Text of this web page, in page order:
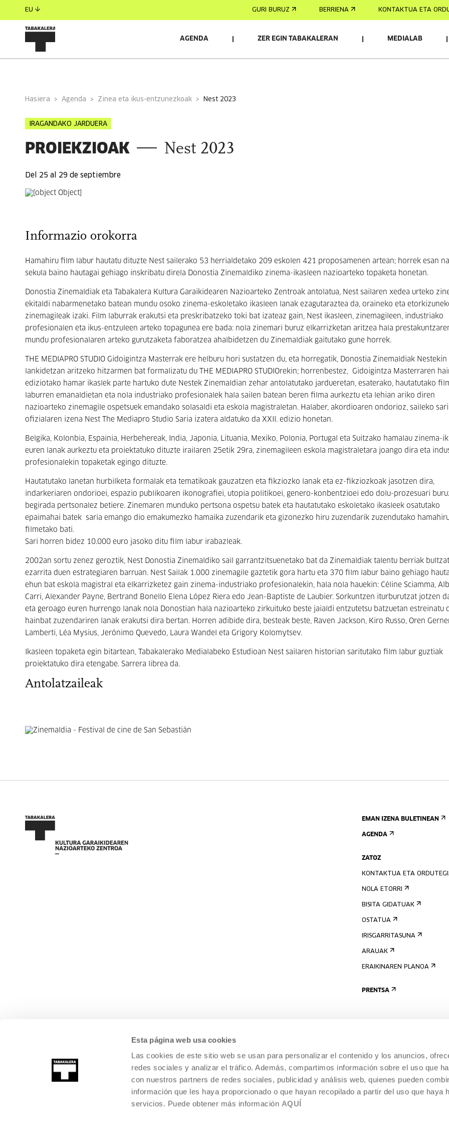
Esta página web usa cookies
Las cookies de este sitio web se usan para personalizar el contenido y los anuncios,
redes sociales y analizar el tráfico. Además, compartimos información sobre el uso que
con nuestros partners de redes sociales, publicidad y análisis web, quienes pueden
información que les haya proporcionado o que hayan recopilado a partir del uso que haya
servicios. Puede obtener más información AQUÍ
EU GURI BURUZ BERRIENA KONTAKTUA ETA
AGENDA ZER EGIN TABAKALERAN MEDIALAB
Hasiera Agenda Zinea eta ikus-entzunezkoak nest 2023
IRAGANDAKO JARDUERA
PROIEKZIOAK Nest 2023
Del 25 al 29 de septiembre
Informazio orokorra
Hamahiru film labur hautatu dituzte Nest sailerako 53 herrialdetako 209 eskolen 421 proposamenen artean; horrek esan
sekula baino hautagai gehiago inskribatu direla Donostia Zinemaldiko zinema-ikasleen nazioarteko topaketa honetan.
Donostia Zinemaldiak eta Tabakalera Kultura Garaikidearen Nazioarteko Zentroak antolatua, Nest sailaren xedea urteko
ekitaldi nabarmenetako batean mundu osoko zinema-eskoletako ikasleen lanak ezagutaraztea da, oraineko eta
zinemagileak izaki. Film laburrak erakutsi eta preskribatzeko toki bat izateaz gain, Nest ikasleen, zinemagileen, industriako
profesionalen eta ikus-entzuleen arteko topagunea ere bada: nola zinemari buruz elkarrizketan aritzea hala
mundu profesionalaren arteko gurutzaketa faboratzea ahalbidetzen du Zinemaldiak gaitutako gune horrek.
THE MEDIAPRO STUDIO Gidoigintza Masterrak ere helburu hori sustatzen du, eta horregatik, Donostia Zinemaldiak Nestekin
lankidetzan aritzeko hitzarmen bat formalizatu du THE MEDIAPRO STUDIOrekin; horrenbestez, Gidoigintza Masterraren
ediziotako hamar ikaslek parte hartuko dute Nestek Zinemaldian zehar antolatutako jardueretan, esaterako, hautatutako
laburren emanaldietan eta nola industriako profesionalek hala sailen batean beren filma aurkeztu eta lehian ariko diren
nazioarteko zinemagile ospetsuek emandako solasaldi eta eskola magistraletan. Halaber, akordioaren ondorioz, saileko sari
ofizialaren izena Nest The Mediapro Studio Saria izatera aldatuko da XXII. edizio honetan.
Belgika, Kolonbia, Espainia, Herbehereak, India, Japonia, Lituania, Mexiko, Polonia, Portugal eta Suitzako hamalau zinema-
euren lanak aurkeztu eta proiektatuko dituzte irailaren 25etik 29ra, zinemagileen eskola magistraletara joango dira eta
profesionalekin topaketak egingo dituzte.
Hautatutako lanetan hurbilketa formalak eta tematikoak gauzatzen eta fikziozko lanak eta ez-fikziozkoak jasotzen dira,
indarkeriaren ondorioei, espazio publikoaren ikonografiei, utopia politikoei, genero-konbentzioei edo dolu-prozesuari
begirada pertsonalez betiere. Zinemaren munduko pertsona ospetsu batek eta hautatutako eskoletako ikasleek osatutako
epaimahai batek saria emango dio emakumezko hamaika zuzendarik eta gizonezko hiru zuzendarik zuzendutako
filmetako bati.
Sari horren bidez 10.000 euro jasoko ditu film labur irabazleak.
2002an sortu zenez geroztik, Nest Donostia Zinemaldiko sail garrantzitsuenetako bat da Zinemaldiak talentu berriak
ezarrita duen estrategiaren barruan. Nest Sailak 1.000 zinemagile gaztetik gora hartu eta 370 film labur baino gehiago
ehun bat eskola magistral eta elkarrizketez gain zinema-industriako profesionalekin, hala nola hauekin: Céline Sciamma,
Carri, Alexander Payne, Bertrand Bonello Elena López Riera edo Jean-Baptiste de Laubier. Sorkuntzen iturburutzat jotzen
eta geroago euren hurrengo lanak nola Donostian hala nazioarteko zirkuituko beste jaialdi entzutetsu batzuetan estreinatu
hainbat zuzendariren lanak erakutsi dira bertan. Horren adibide dira, besteak beste, Raven Jackson, Kiro Russo, Oren
Lamberti, Léa Mysius, Jerónimo Quevedo, Laura Wandel eta Grigory Kolomytsev.
Ikasleen topaketa egin bitartean, Tabakalerako Medialabeko Estudioan Nest sailaren historian saritutako film labur guztiak
proiektatuko dira etengabe. Sarrera librea da.
Antolatzaileak
EMAN IZENA BULETINEAN
AGENDA
ZATOZ
KONTAKTUA ETA
NOLA ETORRI
BISITA GIDATUAK
OSTATUA
IRISGARRITASUNA
ARAUAK
ERAIKINAREN PLANOA
PRENTSA